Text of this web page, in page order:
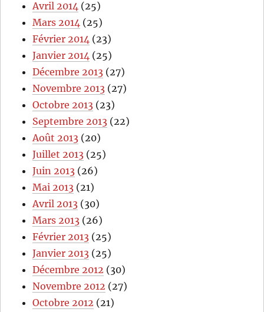
Avril 2014 (25)
Mars 2014 (25)
Février 2014 (23)
Janvier 2014 (25)
Décembre 2013 (27)
Novembre 2013 (27)
Octobre 2013 (23)
Septembre 2013 (22)
Août 2013 (20)
Juillet 2013 (25)
Juin 2013 (26)
Mai 2013 (21)
Avril 2013 (30)
Mars 2013 (26)
Février 2013 (25)
Janvier 2013 (25)
Décembre 2012 (30)
Novembre 2012 (27)
Octobre 2012 (21)